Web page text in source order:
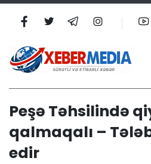
Peşə Təhsilində
qalmaqalı –
edir